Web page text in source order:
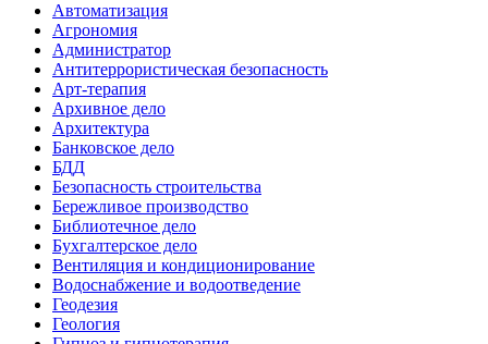
Автоматизация
Агрономия
Администратор
Антитеррористическая безопасность
Арт-терапия
Архивное дело
Архитектура
Банковское дело
БДД
Безопасность строительства
Бережливое производство
Библиотечное дело
Бухгалтерское дело
Вентиляция и кондиционирование
Водоснабжение и водоотведение
Геодезия
Геология